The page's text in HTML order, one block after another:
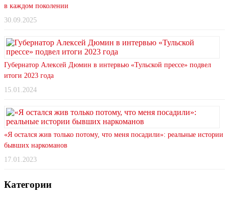
в каждом поколении
30.09.2025
Губернатор Алексей Дюмин в интервью «Тульской прессе» подвел
итоги 2023 года
15.01.2024
«Я остался жив только потому, что меня посадили»: реальные истории
бывших наркоманов
17.01.2023
Категории